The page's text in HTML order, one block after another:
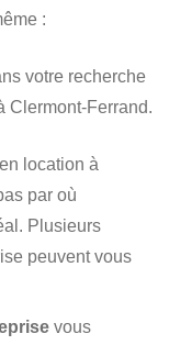
:
votre recherche
Clermont-Ferrand.
location à
par où
Plusieurs
peuvent vous
vous